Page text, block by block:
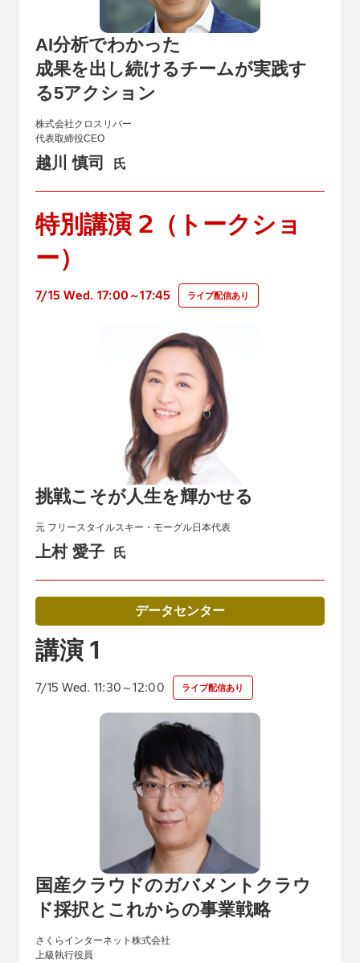
AI分析でわかった
成果を出し続けるチームが実践す
る5アクション
株式会社クロスリバー
代表取締役CEO
越川 慎司 氏
特別講演 2 （トークショ
ー）
7/15 Wed. 17:00～17:45 ライブ配信あり
挑戦こそが人生を輝かせる
元 フリースタイルスキー・モーグル日本代表
上村 愛子 氏
データセンター
講演 1
7/15 Wed. 11:30～12:00 ライブ配信あり
国産クラウドのガバメントクラウ
ド採択とこれからの事業戦略
さくらインターネット株式会社
上級執行役員